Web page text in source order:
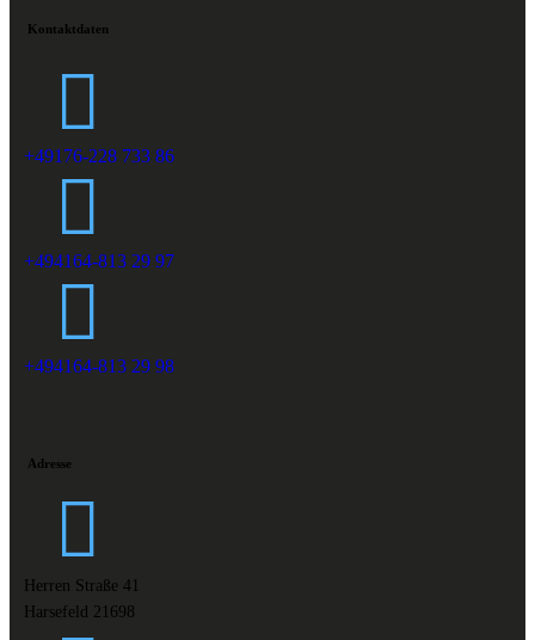
Kontaktdaten
+49176-228 733 86
+494164-813 29 97
+494164-813 29 98
Adresse
Herren Straße 41
Harsefeld 21698